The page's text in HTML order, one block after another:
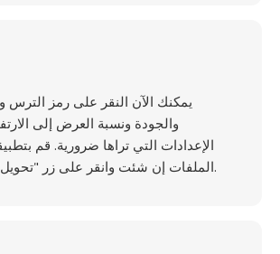
يمكنك الآن النقر على رمز الترس
والجودة ونسبة العرض إلى
الإعدادات التي تراها ضرورية. قم
الملفات إن شئت وانقر على زر "تحويل" لبدء العملية.